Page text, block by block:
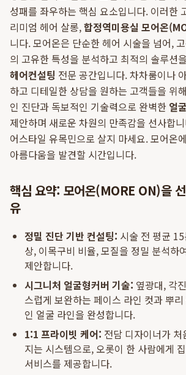
성패를 좌우하는 핵심 요소입니다. 이러한
리미엄 헤어 살롱,합정역미용실 모어온
니다. 모어온은 단순한 헤어 시술을 넘어,
의 고유한 특성을 분석하고 최적의 솔루션
헤어컨설팅 전문 공간입니다. 차차룸이나
하고 디테일한 상담을 원하는 고객들을 위
인 진단과 독보적인 기술력으로 완벽한 얼
제안하며 새로운 차원의 만족감을 선사합
어스타일 유목민으로 살지 마세요. 모어온
아름다움을 발견할 시간입니다.
핵심 요약: 모어온(MORE ON)을
유
정밀 진단 기반 컨설팅: 시술 전 평균
상, 이목구비 비율, 모질을 정밀 분석하
제안합니다.
시그니처 얼굴형커버 기술: 옆광대, 각
스럽게 보완하는 페이스 라인 컷과 뿌
인 얼굴 라인을 완성합니다.
1:1 프라이빗 케어: 전담 디자이너가
지는 시스템으로, 오롯이 한 사람에게
서비스를 제공합니다.